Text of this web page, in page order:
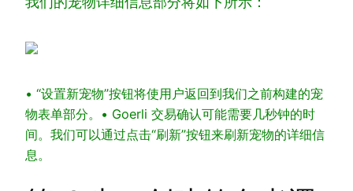
• “设置新宠物”按钮将使用户返回到我们之前构建的宠
物表单部分。 • Goerli 交易确认可能需要几秒钟的时
间。我们可以通过点击“刷新”按钮来刷新宠物的详细信
息。